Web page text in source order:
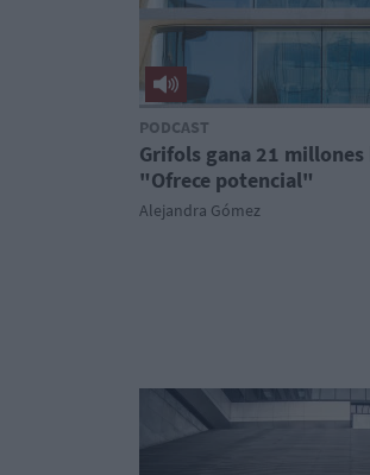
PODCAST
Grifols gana 21 millones
"Ofrece potencial"
Alejandra Gómez